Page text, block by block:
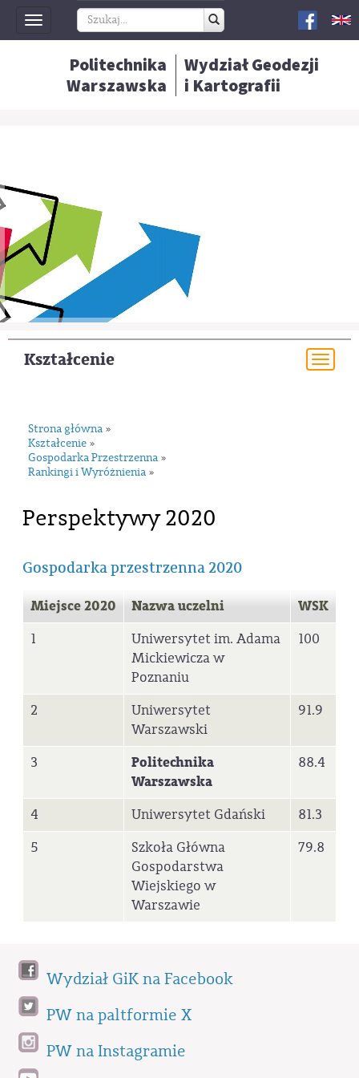
Toggle
navigation
Politechnika
Warszawska
Wydział Geodezji
i Kartografii
Kształcenie
Strona główna »
Kształcenie »
Gospodarka Przestrzenna »
Rankingi i Wyróżnienia »
Perspektywy 2020
Gospodarka przestrzenna 2020
Miejsce 2020 Nazwa uczelni
WSK
1
Uniwersytet im. Adama
Mickiewicza w
Poznaniu
100
2
Uniwersytet
Warszawski
91.9
3
Politechnika
Warszawska
88.4
4 Uniwersytet Gdański
81.3
5
Szkoła Główna
Gospodarstwa
Wiejskiego w
Warszawie
79.8
Wydział GiK na Facebook
PW na paltformie X
PW na Instagramie